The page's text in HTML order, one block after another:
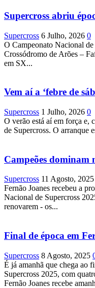
Supercross abriu
Supercross 6 Julho, 2026 0
O Campeonato Nacional
Crossódromo de Arões –
em SX...
Vem aí a ‘febre de
Supercross 1 Julho, 2026 0
O verão está aí em força e,
de Supercross. O arranque
Campeões dominam
Supercross 11 Agosto, 2025
Fernão Joanes recebeu a
Nacional de Supercross
renovarem - os...
Final de época em
Supercross 8 Agosto, 2025
É já amanhã que chega ao
Supercross 2025, com
Fernão Joanes recebe